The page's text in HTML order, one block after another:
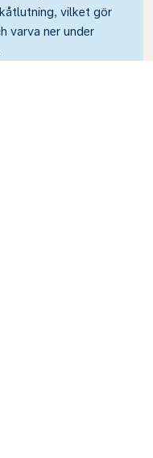
vilket gör
varva ner under